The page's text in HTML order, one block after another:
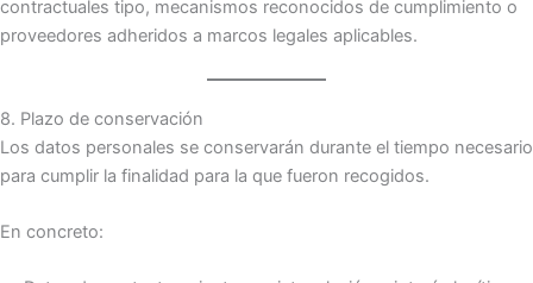
contractuales tipo, mecanismos reconocidos de cumplimiento o
proveedores adheridos a marcos legales aplicables.
8. Plazo de conservación
Los datos personales se conservarán durante el tiempo necesario
para cumplir la finalidad para la que fueron recogidos.
En concreto: